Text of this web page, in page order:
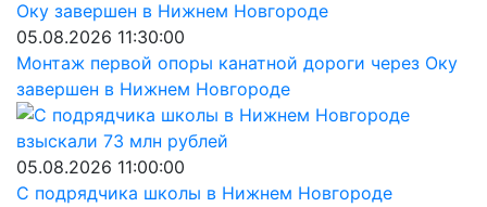
05.08.2026 11:30:00
Монтаж первой опоры канатной дороги через Оку
завершен в Нижнем Новгороде
05.08.2026 11:00:00
С подрядчика школы в Нижнем Новгороде